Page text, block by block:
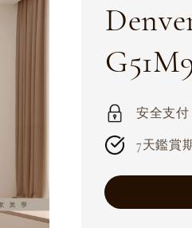
安全支付
7天鑑賞